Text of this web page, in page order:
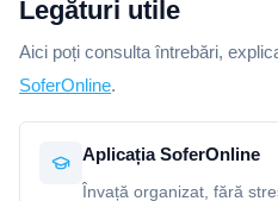
Legături utile
Aici poți consulta întrebări,
SoferOnline.
Aplicația SoferOnline
Învață organizat, fără